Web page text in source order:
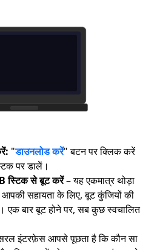
"डाउनलोड करें" बटन पर क्लिक करें
पर डालें।
स्टिक से बूट करें– यह एकमात्र थोड़ा
सहायता के लिए, बूट कुंजियों की
एक बार बूट होने पर, सब कुछ स्वचालित
इंटरफ़ेस आपसे पूछता है कि कौन सा